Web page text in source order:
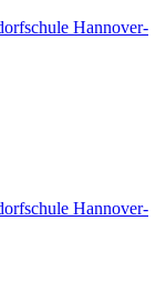
Hannover-
Hannover-